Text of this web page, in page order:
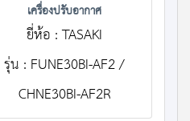
เครื่องปรับอากาศ
ยี่ห้อ : TASAKI
รุ่น : FUNE30BI-AF2 /
CHNE30BI-AF2R